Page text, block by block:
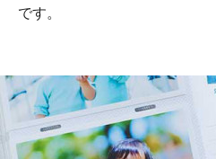
です。